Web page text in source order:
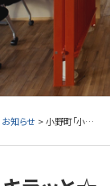
お知らせ > 小野町「小野町児童館 ～キラッと☆おの～」開館式